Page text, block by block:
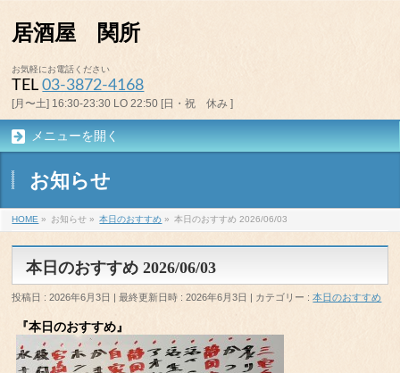
居酒屋 関所
お気軽にお電話ください
TEL03-3872-4168
[月〜土] 16:30-23:30 LO 22:50 [日・祝 休み ]
メニューを開く
お知らせ
HOME » お知らせ » 本日のおすすめ » 本日のおすすめ 2026/06/03
本日のおすすめ 2026/06/03
投稿日 : 2026年6月3日 最終更新日時 : 2026年6月3日 カテゴリー :本日のおすすめ
『本日のおすすめ』